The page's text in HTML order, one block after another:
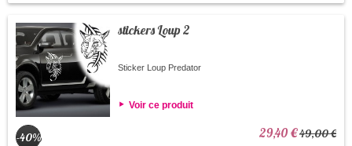
stickers Loup 2
Sticker Loup Predator
Voir ce produit
-40% 29,40 €49,00 €